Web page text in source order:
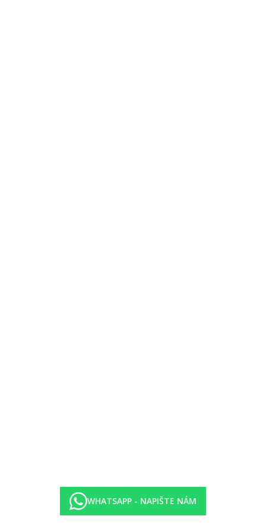
baru. Wi-Fi je hotelovým hostům k dispozici zdarma.
a večeře.
dětský bazének (s otevírací dobou od května do října). Zde
(zdarma) a organizované výlety na kolech (za poplatek).
služby jsou závislé na ročním období a na místních
a satelit.TV s plochou obrazovkou a také centrálně
WHATSAPP - NAPIŠTE NÁM